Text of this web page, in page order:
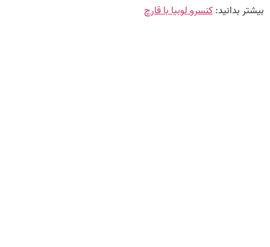
بیشتر بدانید:کنسرو لوبیا با قارچ